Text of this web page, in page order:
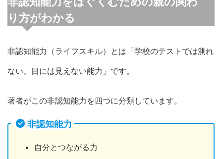
り方がわかる
非認知能力（ライフスキル）とは「学校のテストでは測れ
ない、目には見えない能力」です。
著者がこの非認知能力を四つに分類しています。
非認知能力
自分とつながる力